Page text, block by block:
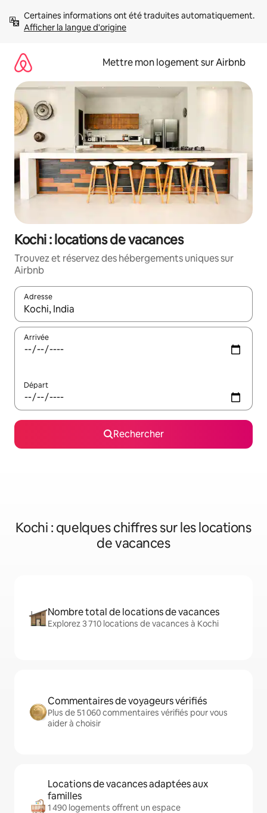
directement
Afficher la langue d'origine
Mettre mon logement sur Airbnb
Kochi : locations de vacances
Trouvez et réservez des hébergements uniques sur
Airbnb
Adresse
Lorsque les résultats s'affichent, utilisez les flèches vers le
Arrivée
Départ
Rechercher
Kochi : quelques chiffres sur les locations
de vacances
Nombre total de locations de vacances
Explorez 3 710 locations de vacances à Kochi
Commentaires de voyageurs vérifiés
Plus de 51 060 commentaires vérifiés pour vous
aider à choisir
Locations de vacances adaptées aux
familles
1 490 logements offrent un espace